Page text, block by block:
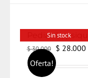
Sin stock
Oferta!
$30.000
El
precio
$ 28.000El